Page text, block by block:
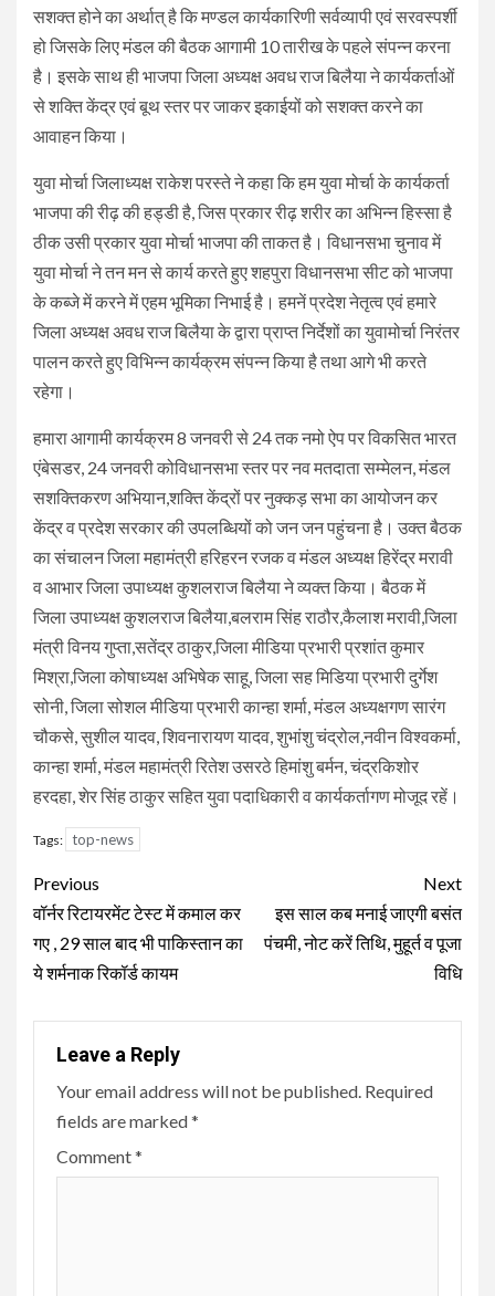
सशक्त होने का अर्थात् है कि मण्डल कार्यकारिणी सर्वव्यापी एवं सरवस्पर्शी
हो जिसके लिए मंडल की बैठक आगामी 10 तारीख के पहले संपन्न करना
है। इसके साथ ही भाजपा जिला अध्यक्ष अवध राज बिलैया ने कार्यकर्ताओं
से शक्ति केंद्र एवं बूथ स्तर पर जाकर इकाईयों को सशक्त करने का
आवाहन किया।
युवा मोर्चा जिलाध्यक्ष राकेश परस्ते ने कहा कि हम युवा मोर्चा के कार्यकर्ता
भाजपा की रीढ़ की हड्डी है, जिस प्रकार रीढ़ शरीर का अभिन्न हिस्सा है
ठीक उसी प्रकार युवा मोर्चा भाजपा की ताकत है। विधानसभा चुनाव में
युवा मोर्चा ने तन मन से कार्य करते हुए शहपुरा विधानसभा सीट को भाजपा
के कब्जे में करने में एहम भूमिका निभाई है। हमनें प्रदेश नेतृत्व एवं हमारे
जिला अध्यक्ष अवध राज बिलैया के द्वारा प्राप्त निर्देशों का युवामोर्चा निरंतर
पालन करते हुए विभिन्न कार्यक्रम संपन्न किया है तथा आगे भी करते
रहेगा।
हमारा आगामी कार्यक्रम 8 जनवरी से 24 तक नमो ऐप पर विकसित भारत
एंबेसडर, 24 जनवरी कोविधानसभा स्तर पर नव मतदाता सम्मेलन, मंडल
सशक्तिकरण अभियान,शक्ति केंद्रों पर नुक्कड़ सभा का आयोजन कर
केंद्र व प्रदेश सरकार की उपलब्धियों को जन जन पहुंचना है। उक्त बैठक
का संचालन जिला महामंत्री हरिहरन रजक व मंडल अध्यक्ष हिरेंद्र मरावी
व आभार जिला उपाध्यक्ष कुशलराज बिलैया ने व्यक्त किया। बैठक में
जिला उपाध्यक्ष कुशलराज बिलैया,बलराम सिंह राठौर,कैलाश मरावी,जिला
मंत्री विनय गुप्ता,सतेंद्र ठाकुर,जिला मीडिया प्रभारी प्रशांत कुमार
मिश्रा,जिला कोषाध्यक्ष अभिषेक साहू, जिला सह मिडिया प्रभारी दुर्गेश
सोनी, जिला सोशल मीडिया प्रभारी कान्हा शर्मा, मंडल अध्यक्षगण सारंग
चौकसे, सुशील यादव, शिवनारायण यादव, शुभांशु चंद्रोल,नवीन विश्वकर्मा,
कान्हा शर्मा, मंडल महामंत्री रितेश उसरठे हिमांशु बर्मन, चंद्रकिशोर
हरदहा, शेर सिंह ठाकुर सहित युवा पदाधिकारी व कार्यकर्तागण मोजूद रहें।
Tags: top-news
Continue
Reading
Previous
वॉर्नर रिटायरमेंट टेस्ट में कमाल कर
गए , 29 साल बाद भी पाकिस्तान का
ये शर्मनाक रिकॉर्ड कायम
Next
इस साल कब मनाई जाएगी बसंत
पंचमी, नोट करें तिथि, मुहूर्त व पूजा
विधि
Leave a Reply
Your email address will not be published. Required
fields are marked*
Comment*